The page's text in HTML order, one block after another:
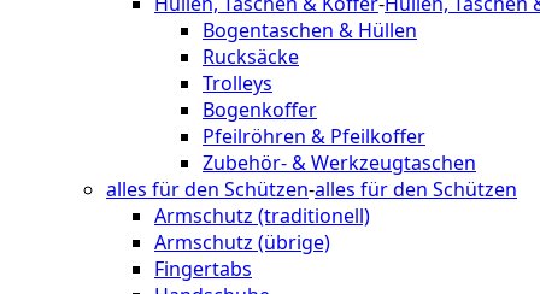
Bogentaschen & Hüllen
Rucksäcke
Trolleys
Bogenkoffer
Pfeilröhren & Pfeilkoffer
Zubehör- & Werkzeugtaschen
alles für den Schützen-alles für den Schützen
Armschutz (traditionell)
Armschutz (übrige)
Fingertabs